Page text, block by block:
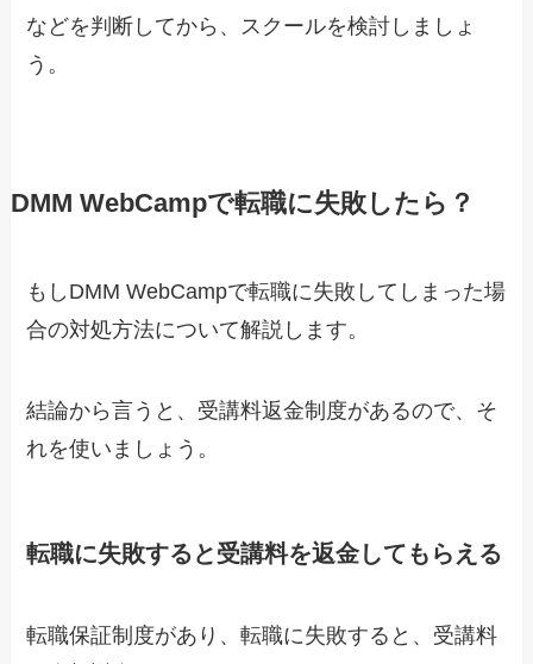
などを判断してから、スクールを検討しましょ
う。
DMM WebCampで転職に失敗したら？
もしDMM WebCampで転職に失敗してしまった場
合の対処方法について解説します。
結論から言うと、受講料返金制度があるので、そ
れを使いましょう。
転職に失敗すると受講料を返金してもらえる
転職保証制度があり、転職に失敗すると、受講料